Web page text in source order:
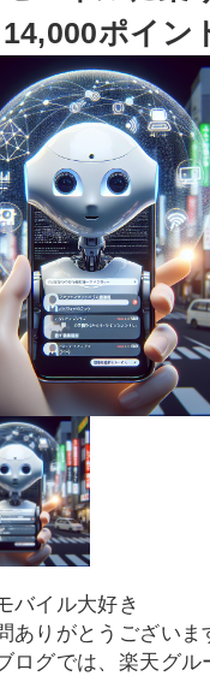
ポイン
バイル大好き
ありがとうございま
ログでは、楽天グル